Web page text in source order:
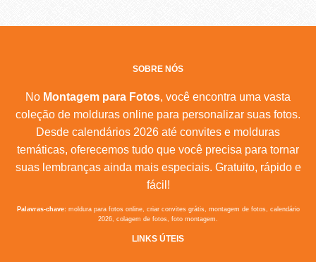
SOBRE NÓS
No Montagem para Fotos, você encontra uma vasta
coleção de molduras online para personalizar suas fotos.
Desde calendários 2026 até convites e molduras
temáticas, oferecemos tudo que você precisa para tornar
suas lembranças ainda mais especiais. Gratuito, rápido e
fácil!
Palavras-chave:moldura para fotos online, criar convites grátis, montagem de fotos, calendário
2026, colagem de fotos, foto montagem.
LINKS ÚTEIS